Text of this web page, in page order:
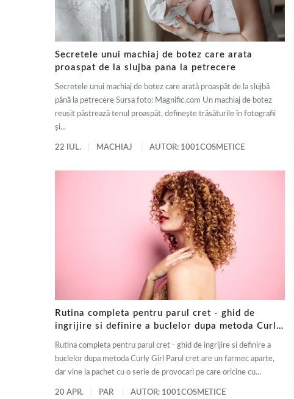
Secretele unui machiaj de botez care arata
proaspat de la slujba pana la petrecere
Secretele unui machiaj de botez care arată proaspăt de la slujbă
până la petrecere Sursa foto: Magnific.com Un machiaj de botez
reușit păstrează tenul proaspăt, definește trăsăturile în fotografii
și...
22 IUL. MACHIAJ AUTOR: 1001COSMETICE
Rutina completa pentru parul cret - ghid de
ingrijire si definire a buclelor dupa metoda Curly
Rutina completa pentru parul cret - ghid de ingrijire si definire a
buclelor dupa metoda Curly Girl Parul cret are un farmec aparte,
dar vine la pachet cu o serie de provocari pe care oricine cu...
20 APR. PAR AUTOR: 1001COSMETICE